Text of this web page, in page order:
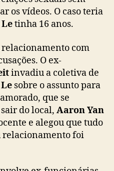
a
h
e
n
h
e
i
t
)
e
C
i
os vídeos. O caso teria
Letinha 16 anos.
com
O ex-
invadiu a coletiva de
sobre o assunto para
que se
do local, Aaron Yan
e alegou que tudo
relacionamento foi